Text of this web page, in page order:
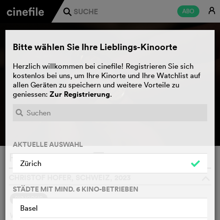
ABO E
j
Frey
SYNOPSIS
Wo ist Johanna Frey? Von ihrer Familie getrennt und in die
Bitte wählen Sie Ihre Lieblings-Kinoorte
Herzlich willkommen bei cinefile! Registrieren Sie sich
kostenlos bei uns, um Ihre Kinorte und Ihre Watchlist auf
allen Geräten zu speichern und weitere Vorteile zu
geniessen: Zur Registrierung.
AKTUELLE AUSWAHL
Zürich
STÄDTE MIT MIND. 6 KINO-BETRIEBEN
Basel